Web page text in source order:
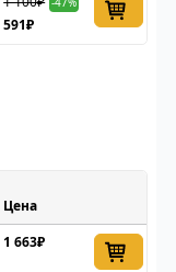
591₽
Цена
1 663₽